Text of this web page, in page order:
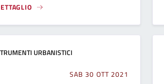
URBANISTICI
SAB 30 OTT 2021